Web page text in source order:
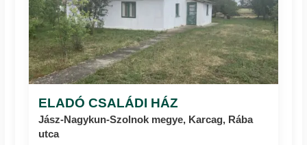
ELADÓ CSALÁDI HÁZ
Jász-Nagykun-Szolnok megye, Karcag, Rába
utca